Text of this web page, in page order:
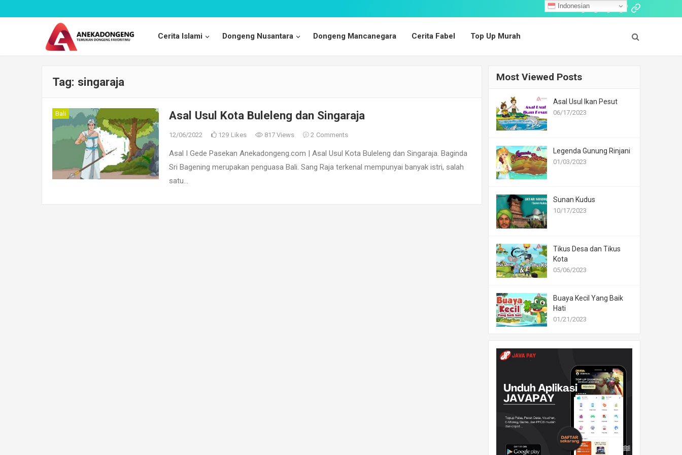
Follow: CeritaDongengDongeng
CeritaTop
Murah
Cerita Islami Dongeng Nusantara Dongeng Mancanegara Cerita Fabel Top Up Murah
Tag: singaraja
Bali Asal Usul Kota Buleleng dan Singaraja
12/06/2022 129 Likes 817 Views 2 Comments
Asal I Gede Pasekan Anekadongeng.com | Asal Usul Kota Buleleng dan Singaraja. Baginda
Sri Bagening merupakan penguasa Bali. Sang Raja terkenal mempunyai banyak istri, salah
satu…
Most Viewed Posts
Asal Usul Ikan Pesut
06/17/2023
Legenda Gunung Rinjani
01/03/2023
Sunan Kudus
10/17/2023
Tikus Desa dan Tikus
Kota
05/06/2023
Buaya Kecil Yang Baik
Hati
01/21/2023
Indonesian